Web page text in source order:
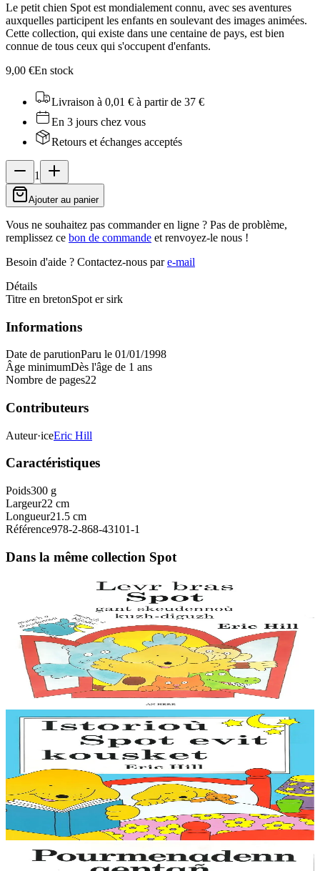
Le petit chien Spot est mondialement connu, avec ses aventures
auxquelles participent les enfants en soulevant des images animées.
Cette collection, qui existe dans une centaine de pays, est bien
connue de tous ceux qui s'occupent d'enfants.
9,00 €En stock
Livraison à 0,01 € à partir de 37 €
En 3 jours chez vous
Retours et échanges acceptés
1
Ajouter au panier
Vous ne souhaitez pas commander en ligne ? Pas de problème,
remplissez ce bon de commande et renvoyez-le nous !
Besoin d'aide ? Contactez-nous pare-mail
Détails
Titre en bretonSpot er sirk
Informations
Date de parutionParu le 01/01/1998
Âge minimumDès l'âge de 1 ans
Nombre de pages22
Contributeurs
Auteur·iceEric Hill
Caractéristiques
Poids300 g
Largeur22 cm
Longueur21.5 cm
Référence978-2-868-43101-1
Dans la même collection Spot
Le grand livre de Spot
Des couleurs, nombres, formes, mots contraires, cris des animaux et
une belle histoire. Faites découvrir à vos enfants des notions de base
avec Spot et ses...
4 ans et plus
An Here
Les histoires de Spot pour dormir
Spot joue avec son cerf-volant, joue avec ses amis dans la neige et
va à la foire avec Papi et Mamie. Il s'amuse aussi avec papa et
maman à la maison....
En stock10,00 €
1 ans et plus
An Here